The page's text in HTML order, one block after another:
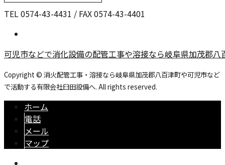
TEL 0574-43-4431 / FAX 0574-43-4401
可児市などで消化設備の配管工事や溶接なら岐阜県加茂郡
Copyright © 消火配管工事・溶接なら岐阜県加茂郡八百津町や可児市など
で活動する有限会社臼田設備へ. All rights reserved.
ホーム
電話
メール
マップ